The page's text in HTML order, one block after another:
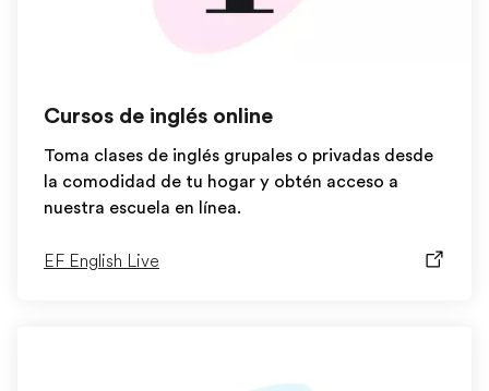
Cursos de inglés online
Toma clases de inglés grupales o privadas desde
la comodidad de tu hogar y obtén acceso a
nuestra escuela en línea.
EF English Live